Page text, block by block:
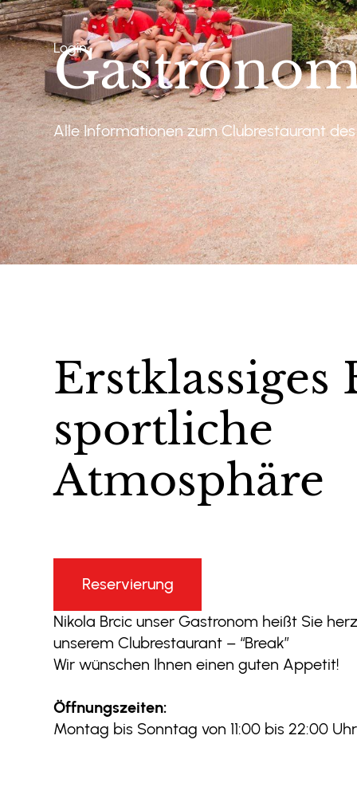
Login
Alle Informationen zum Clubrestaurant
Erstklassiges
sportliche
Atmosphäre
Reservierung
Nikola Brcic unser Gastronom heißt Sie
unserem Clubrestaurant – “Break”
Wir wünschen Ihnen einen guten Appetit!
Öffnungszeiten:
Montag bis Sonntag von 11:00 bis 22:00 Uhr